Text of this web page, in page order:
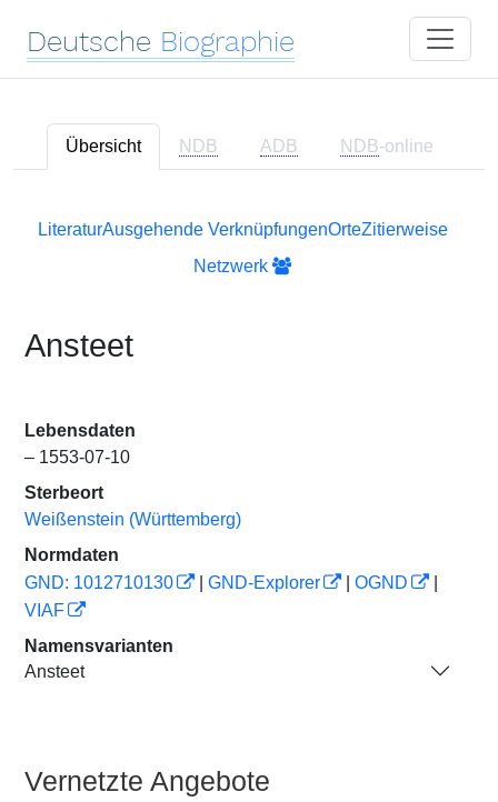
Deutsche Biographie
Übersicht NDB ADB NDB-online
LiteraturAusgehende VerknüpfungenOrteZitierweise
Netzwerk
Ansteet
Lebensdaten
– 1553-07-10
Sterbeort
Weißenstein (Württemberg)
Normdaten
GND: 1012710130
GND-Explorer OGND
VIAF
Namensvarianten
Ansteet
Vernetzte Angebote